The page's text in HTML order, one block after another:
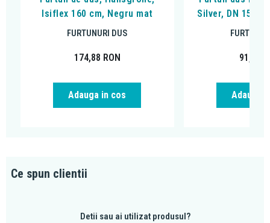
Isiflex 160 cm, Negru mat
FURTUNURI DUS
174,88 RON
Adauga in cos
Silver, DN 15,
91,18
Adauga
Ce spun clientii
Detii sau ai utilizat produsul?